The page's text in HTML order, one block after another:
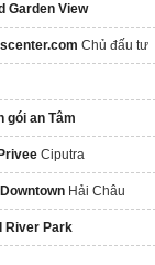
Garden View
Chủ đấu tư
gói an Tâm
Ciputra
Hải Châu
River Park